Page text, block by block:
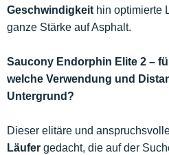
Geschwindigkeit hin optimierte
ganze Stärke auf Asphalt.
Saucony Endorphin Elite 2 –
welche Verwendung und
Untergrund?
Dieser elitäre und
Läufer gedacht, die auf der